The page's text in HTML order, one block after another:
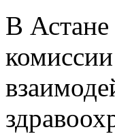
В Астане